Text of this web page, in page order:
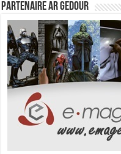
Partenaire Ar Gedour